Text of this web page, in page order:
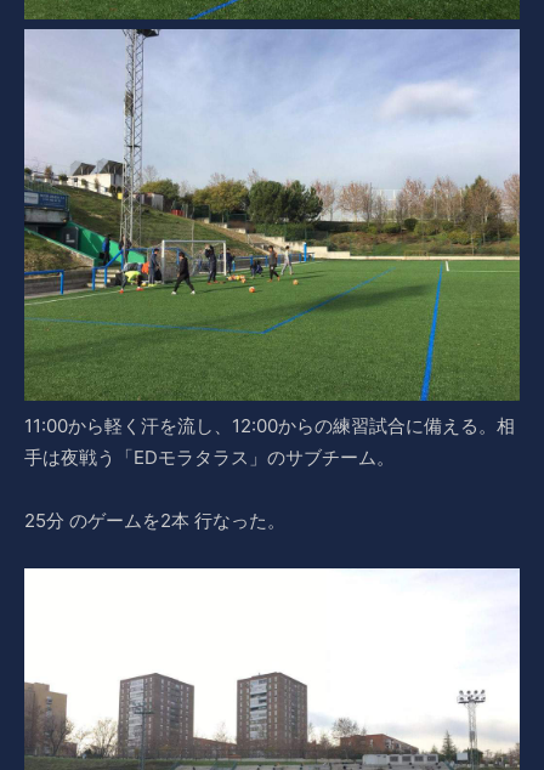
11:00から軽く汗を流し、12:00からの練習試合に備える。相
手は夜戦う「EDモラタラス」のサブチーム。
25分 のゲームを2本 行なった。